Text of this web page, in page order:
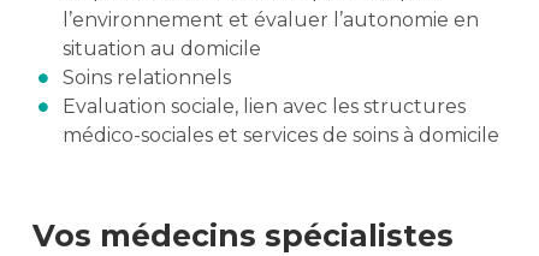
l’environnement et évaluer l’autonomie en
situation au domicile
Soins relationnels
Evaluation sociale, lien avec les structures
médico-sociales et services de soins à domicile
Vos médecins spécialistes